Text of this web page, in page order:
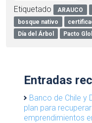
Etiquetado ARAUCO
bosque nativo
Día del Árbol
Pacto
Entradas
Banco de Chile y
plan para
emprendimientos